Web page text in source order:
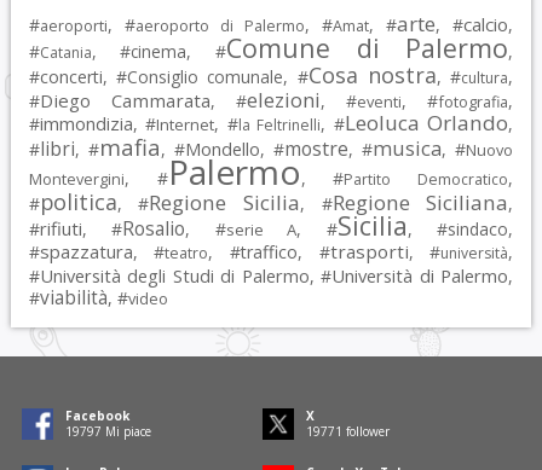
#aeroporti, #aeroporto di Palermo, #Amat, #arte, #calcio,
#Catania, #cinema, #Comune di Palermo,
#concerti, #Consiglio comunale, #Cosa nostra, #cultura,
#Diego Cammarata, #elezioni, #eventi, #fotografia,
#immondizia, #Internet, #la Feltrinelli, #Leoluca Orlando,
#libri, #mafia, #Mondello, #mostre, #musica, #Nuovo
Montevergini, #Palermo, #Partito Democratico,
#politica, #Regione Sicilia, #Regione Siciliana,
#rifiuti, #Rosalio, #serie A, #Sicilia, #sindaco,
#spazzatura, #teatro, #traffico, #trasporti, #università,
#Università degli Studi di Palermo, #Università di Palermo,
#viabilità, #video
Facebook
19797 Mi piace
X
19771 follower